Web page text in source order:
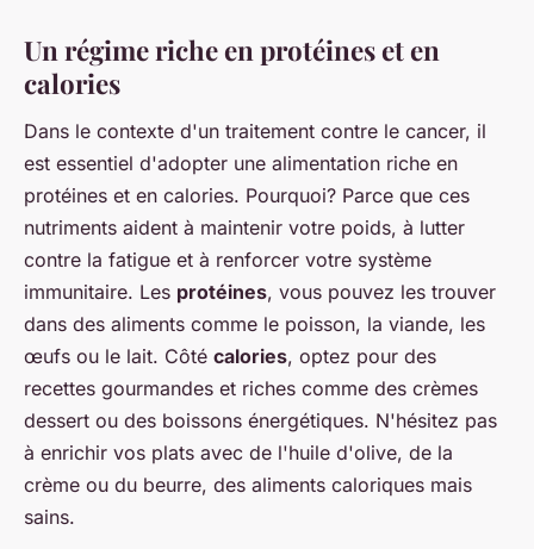
Un régime riche en protéines et en
calories
Dans le contexte d'un traitement contre le cancer, il
est essentiel d'adopter une alimentation riche en
protéines et en calories. Pourquoi? Parce que ces
nutriments aident à maintenir votre poids, à lutter
contre la fatigue et à renforcer votre système
immunitaire. Les protéines, vous pouvez les trouver
dans des aliments comme le poisson, la viande, les
œufs ou le lait. Côté calories, optez pour des
recettes gourmandes et riches comme des crèmes
dessert ou des boissons énergétiques. N'hésitez pas
à enrichir vos plats avec de l'huile d'olive, de la
crème ou du beurre, des aliments caloriques mais
sains.